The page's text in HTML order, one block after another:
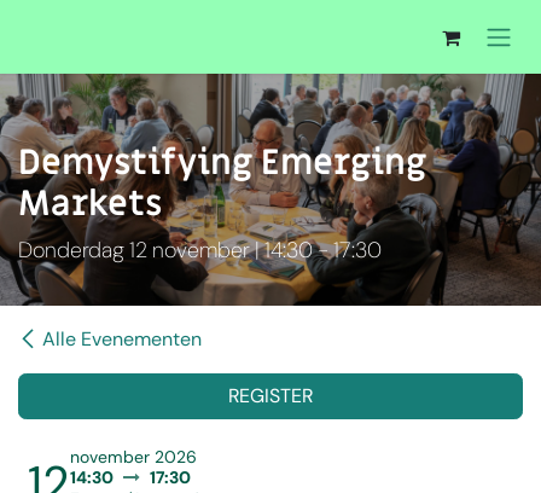
Demystifying Emerging
Markets
Donderdag 12 november | 14:30 - 17:30
Alle Evenementen
REGISTER
november 2026
14:30
17:30